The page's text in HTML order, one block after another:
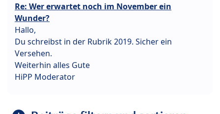
Re: Wer erwartet noch im November ein
Wunder?
Hallo,
Du schreibst in der Rubrik 2019. Sicher ein
Versehen.
Weiterhin alles Gute
HiPP Moderator